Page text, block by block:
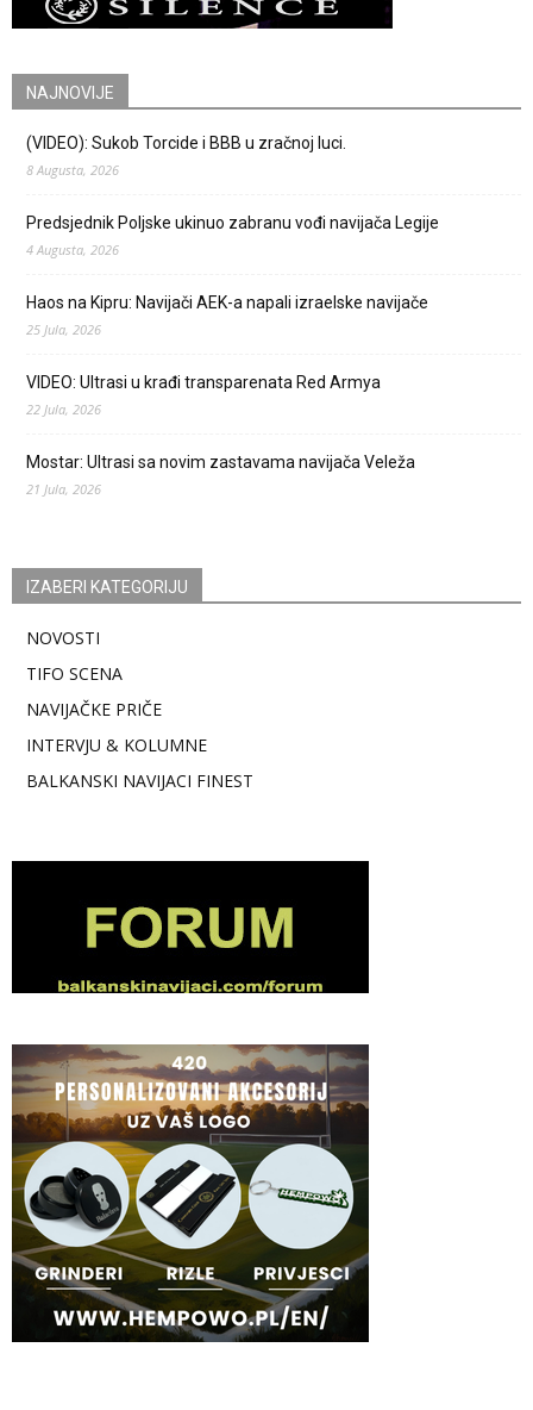
NAJNOVIJE
(VIDEO): Sukob Torcide i BBB u zračnoj luci.
8 Augusta, 2026
Predsjednik Poljske ukinuo zabranu vođi navijača Legije
4 Augusta, 2026
Haos na Kipru: Navijači AEK-a napali izraelske navijače
25 Jula, 2026
VIDEO: Ultrasi u krađi transparenata Red Armya
22 Jula, 2026
Mostar: Ultrasi sa novim zastavama navijača Veleža
21 Jula, 2026
IZABERI KATEGORIJU
NOVOSTI
TIFO SCENA
NAVIJAČKE PRIČE
INTERVJU & KOLUMNE
BALKANSKI NAVIJACI FINEST